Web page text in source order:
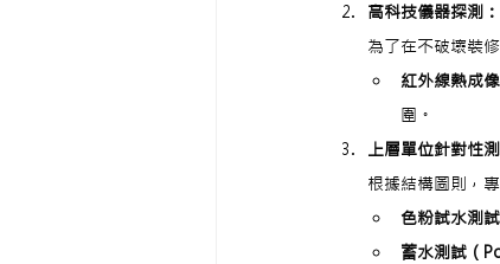
高科技儀器探測：
為了在不破壞裝
紅外線熱成
圍。
上層單位針對性測
根據結構圖則，
色粉試水測
蓄水測試（